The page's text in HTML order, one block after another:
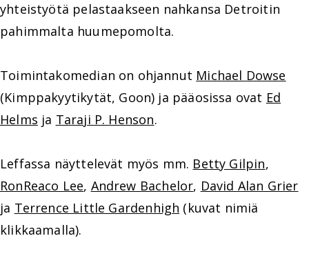
yhteistyötä pelastaakseen nahkansa Detroitin
pahimmalta huumepomolta.
Toimintakomedian on ohjannut Michael Dowse
(Kimppakyytikytät, Goon) ja pääosissa ovat Ed
Helms ja Taraji P. Henson.
Leffassa näyttelevät myös mm. Betty Gilpin,
RonReaco Lee, Andrew Bachelor, David Alan Grier
ja Terrence Little Gardenhigh (kuvat nimiä
klikkaamalla).